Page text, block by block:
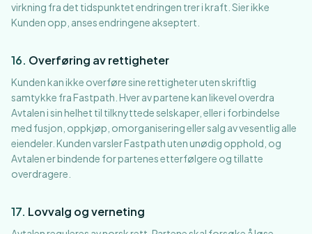
virkning fra det tidspunktet endringen trer i kraft. Sier ikke
Kunden opp, anses endringene akseptert.
16. Overføring av rettigheter
Kunden kan ikke overføre sine rettigheter uten skriftlig
samtykke fra Fastpath. Hver av partene kan likevel overdra
Avtalen i sin helhet til tilknyttede selskaper, eller i forbindelse
med fusjon, oppkjøp, omorganisering eller salg av vesentlig alle
eiendeler. Kunden varsler Fastpath uten unødig opphold, og
Avtalen er bindende for partenes etterfølgere og tillatte
overdragere.
17. Lovvalg og verneting